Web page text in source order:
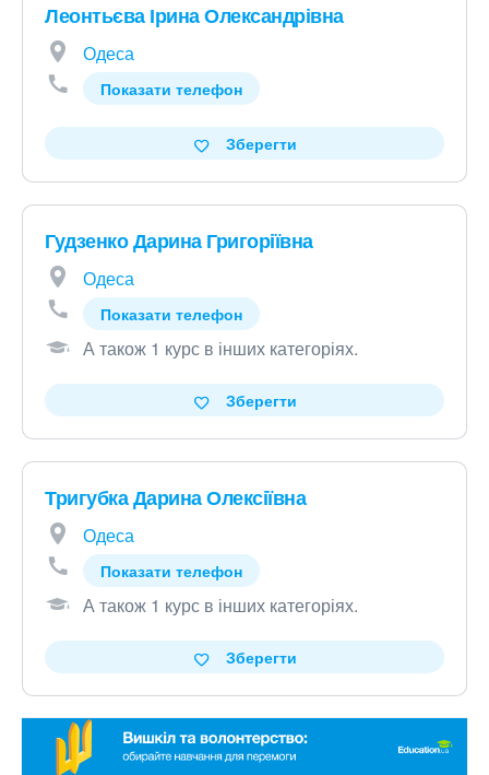
Леонтьєва Ірина Олександрівна
Одеса
Показати телефон
Зберегти
Гудзенко Дарина Григоріївна
Одеса
Показати телефон
А також 1 курс в інших категоріях.
Зберегти
Тригубка Дарина Олексіївна
Одеса
Показати телефон
А також 1 курс в інших категоріях.
Зберегти